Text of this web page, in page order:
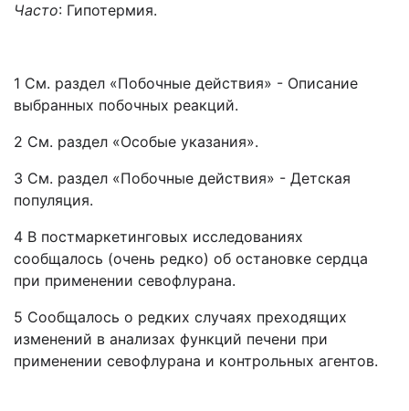
Часто: Гипотермия.
1 См. раздел «Побочные действия» - Описание
выбранных побочных реакций.
2 См. раздел «Особые указания».
3 См. раздел «Побочные действия» - Детская
популяция.
4 В постмаркетинговых исследованиях
сообщалось (очень редко) об остановке сердца
при применении севофлурана.
5 Сообщалось о редких случаях преходящих
изменений в анализах функций печени при
применении севофлурана и контрольных агентов.